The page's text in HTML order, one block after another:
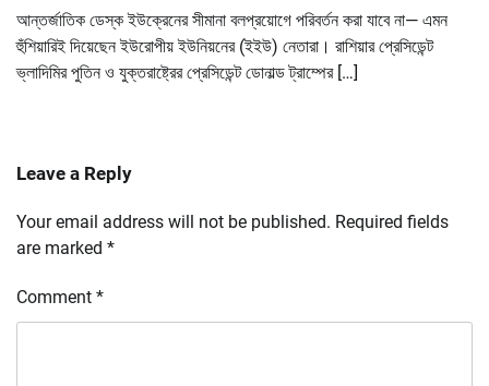
আন্তর্জাতিক ডেস্ক ইউক্রেনের সীমানা বলপ্রয়োগে পরিবর্তন করা যাবে না— এমন
হুঁশিয়ারিই দিয়েছেন ইউরোপীয় ইউনিয়নের (ইইউ) নেতারা। রাশিয়ার প্রেসিডেন্ট
ভ্লাদিমির পুতিন ও যুক্তরাষ্ট্রের প্রেসিডেন্ট ডোনাল্ড ট্রাম্পের […]
Leave a Reply
Your email address will not be published. Required fields
are marked *
Comment *